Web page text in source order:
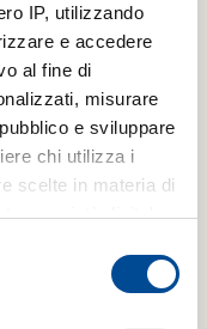
IP, utilizzando
e accedere
al fine di
misurare
e sviluppare
chi utilizza i
scelte in materia di
proprietà digitale
in qualsiasi
o facendo clic
anno + 1